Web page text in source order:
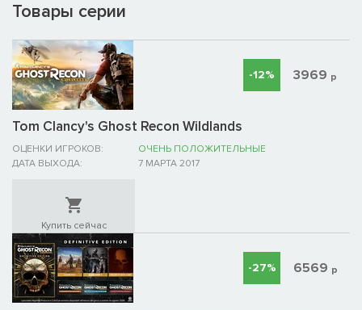
Товары серии
Tom Clancy's Ghost Recon Wildlands
ОЦЕНКИ ИГРОКОВ:
ОЧЕНЬ ПОЛОЖИТЕЛЬНЫЕ
ДАТА ВЫХОДА:
7 МАРТА 2017
-12% 3969 р
Купить сейчас
-27% 6569 р